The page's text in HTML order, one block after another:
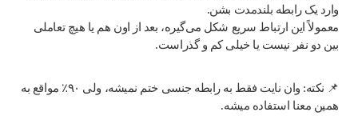
وارد یک رابطه بلندمدت بشن.
معمولاً این ارتباط سریع شکل می‌گیره، بعد از اون هم یا هیچ تعاملی
بین دو نفر نیست یا خیلی کم و گذراست.
📌 نکته: وان نایت فقط به رابطه جنسی ختم نمیشه، ولی ۹۰٪ مواقع به
همین معنا استفاده میشه.